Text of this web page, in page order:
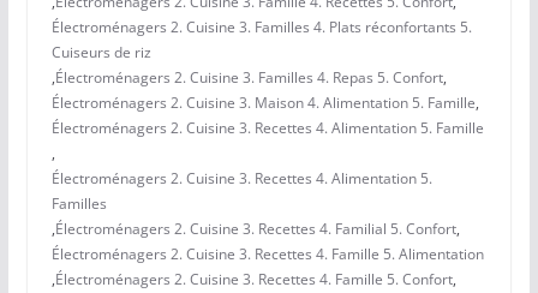
Électroménagers 2. Cuisine 3. Familles 4. Plats réconfortants 5.
Cuiseurs de riz
,Électroménagers 2. Cuisine 3. Familles 4. Repas 5. Confort,
Électroménagers 2. Cuisine 3. Maison 4. Alimentation 5. Famille,
Électroménagers 2. Cuisine 3. Recettes 4. Alimentation 5. Famille
,
Électroménagers 2. Cuisine 3. Recettes 4. Alimentation 5.
Familles
,Électroménagers 2. Cuisine 3. Recettes 4. Familial 5. Confort,
Électroménagers 2. Cuisine 3. Recettes 4. Famille 5. Alimentation
,Électroménagers 2. Cuisine 3. Recettes 4. Famille 5. Confort,